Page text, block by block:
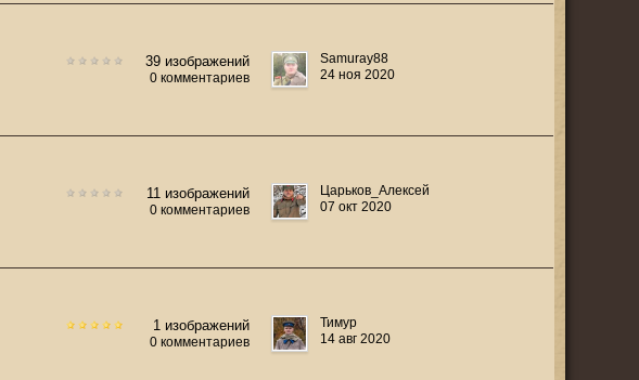
39 изображений
0 комментариев
Samuray88
24 ноя 2020
11 изображений
0 комментариев
Царьков_Алексей
07 окт 2020
1 изображений
0 комментариев
Тимур
14 авг 2020